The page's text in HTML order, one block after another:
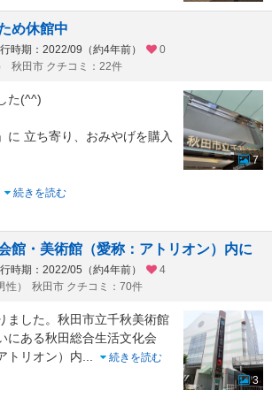
め休館中
時期：2022/09（約4年前）
0
秋田市 クチコミ：22件
た(^^)
に 立ち寄り、おみやげを購入
続きを読む
7
館・美術館（愛称：アトリオン）内に
時期：2022/05（約4年前）
4
性） 秋田市 クチコミ：70件
ました。秋田市立千秋美術館
にある秋田総合生活文化会
トリオン）内...
続きを読む
3